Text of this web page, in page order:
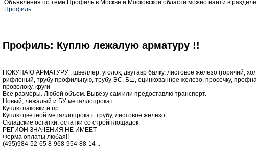
Объявления по теме Профиль в Москве и Московской области можно найти в разделе
Профиль.
Профиль: Куплю лежалую арматуру !!
ПОКУПАЮ АРМАТУРУ , швеллер, уголок, двутавр балку, листовое железо (горячий,
рифленый, трубу профильную, трубу ЭС, БШ, оцинкованное железо, просечку,
проволоку, круги
Все размеры. Любой объем. Вывезу сам или предоставлю транспорт.
Новый, лежалый и БУ металлопрокат
Куплю паковки и пр.
Куплю цветной металлопрокат: трубу, листовое железо
Складские остатки, остатки со стройплощадок.
РЕГИОН ЗНАЧЕНИЯ НЕ ИМЕЕТ
Форма оплаты любая!!
(495)984-52-65 8-968-954-88-14 ..